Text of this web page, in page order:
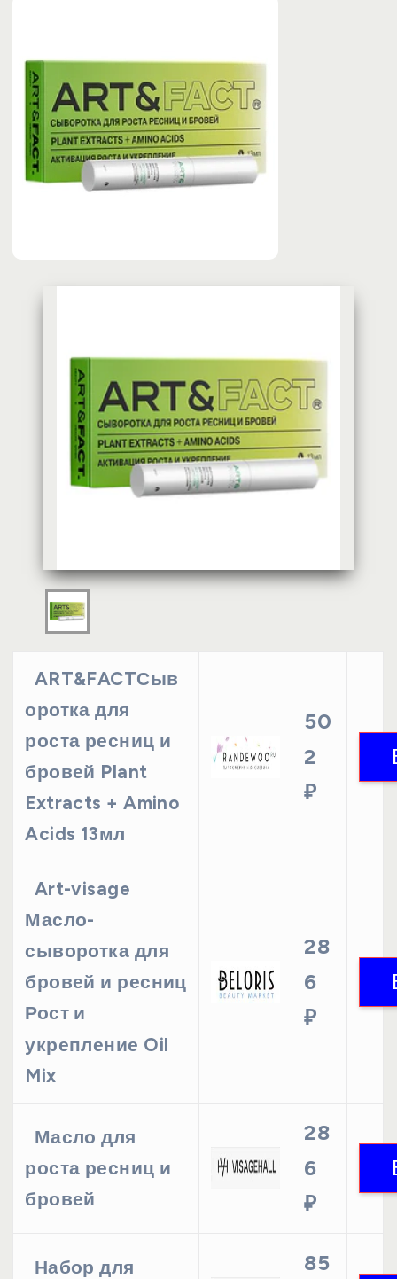
ART&FACTСыв
оротка для
роста ресниц и
бровей Plant
Extracts + Amino
Acids 13мл
50
2
₽
Art-visage
Масло-
сыворотка для
бровей и ресниц
Рост и
укрепление Oil
Mix
28
6
₽
Масло для
роста ресниц и
бровей
28
6
₽
Набор для
85